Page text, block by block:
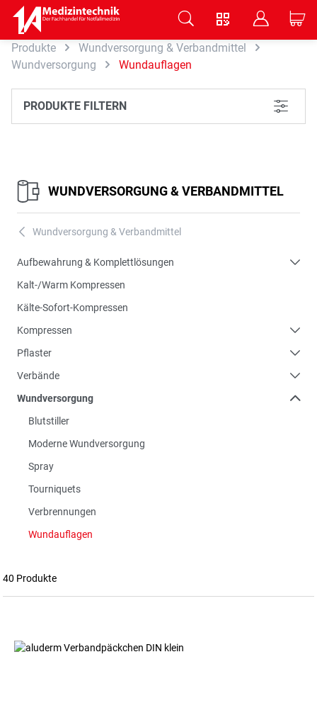
Zum Hauptinhalt springen
V B C
Produkte
Wundversorgung & Verbandmittel
Wundversorgung
Wundauflagen
PRODUKTE FILTERN L
WUNDVERSORGUNG & VERBANDMITTEL
A Wundversorgung & Verbandmittel
Aufbewahrung & Komplettlösungen
Kalt-/Warm Kompressen
Kälte-Sofort-Kompressen
Kompressen
Pflaster
Verbände
Wundversorgung
Blutstiller
Moderne Wundversorgung
Spray
Tourniquets
Verbrennungen
Wundauflagen
40 Produkte